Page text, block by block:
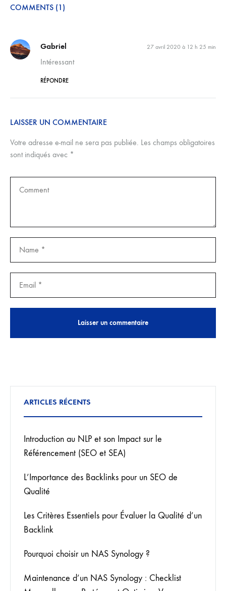
COMMENTS (1)
Gabriel 27 avril 2020 à 12 h 25 min
Intéressant
RÉPONDRE
LAISSER UN COMMENTAIRE
Votre adresse e-mail ne sera pas publiée. Les champs obligatoires
sont indiqués avec *
ARTICLES RÉCENTS
Introduction au NLP et son Impact sur le
Référencement (SEO et SEA)
L’Importance des Backlinks pour un SEO de
Qualité
Les Critères Essentiels pour Évaluer la Qualité d’un
Backlink
Pourquoi choisir un NAS Synology ?
Maintenance d’un NAS Synology : Checklist